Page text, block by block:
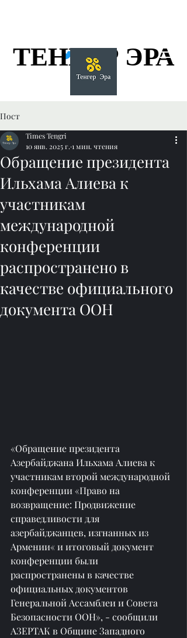
ТЕНГЕР ЭРА
ТЕНГЕР ЭРА
Пост
Обращение президента
Ильхама Алиева к
участникам
международной
конференции
распространено в
качестве официального
документа ООН
Times Tengri
10 янв. 2025 г. 1 мин. чтения
«Обращение президента
Азербайджана Ильхама Алиева к
участникам второй международной
конференции «Право на
возвращение: Продвижение
справедливости для
азербайджанцев, изгнанных из
Армении« и итоговый документ
конференции были
распространены в качестве
официальных документов
Генеральной Ассамблеи и Совета
Безопасности ООН», - сообщили
АЗЕРТАК в Общине Западного